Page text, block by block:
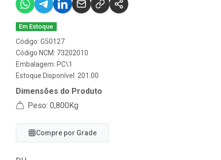
Em Estoque
Código: G50127
Código NCM: 73202010
Embalagem: PC\1
Estoque Disponível: 201.00
Dimensões do Produto
Peso: 0,800Kg
Compre por Grade